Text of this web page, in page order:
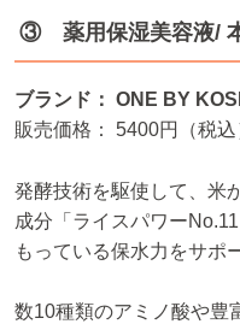
③ 薬用保湿美容液/
ブランド： ONE BY
販売価格： 5400円（税込
発酵技術を駆使して、米
成分「ライスパワー
もっている保水力をサポ
数10種類のアミノ酸や豊